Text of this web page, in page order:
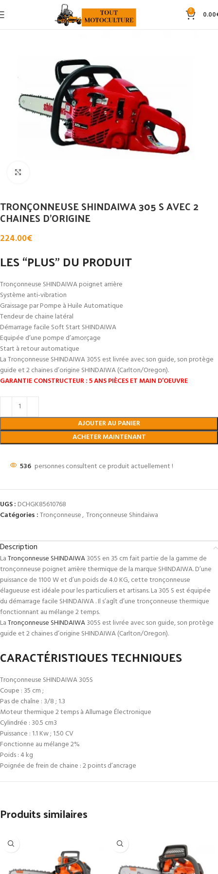
0 0.00
TRONÇONNEUSE SHINDAIWA 305 S AVEC 2
CHAINES D’ORIGINE
224.00€
LES “PLUS” DU PRODUIT
Tronçonneuse SHINDAIWA poignet arrière
Système anti-vibration
Graissage par Pompe à Huile Automatique
Tendeur de chaine latéral
Démarrage facile Soft Start SHINDAIWA
Equipée d’une pompe d’amorçage
Start à retour automatique
La Tronçonneuse SHINDAIWA 305S est livrée avec son guide, son protège
guide et 2 chaines d’origine SHINDAIWA (Carlton/Oregon).
GARANTIE CONSTRUCTEUR : 5 ANS PIÈCES ET MAIN D’OEUVRE
AJOUTER AU PANIER
ACHETER MAINTENANT
536 personnes consultent ce produit actuellement !
UGS : DCHGK85610768
Catégories :Tronçonneuse, Tronçonneuse Shindaiwa
Description
LaTronçonneuse SHINDAIWA305S en 35 cm fait partie de la gamme de
tronçonneuse poignet arrière thermique de la marque SHINDAIWA. D’une
puissance de 1100 W et d’un poids de 4.0 KG, cette tronçonneuse
élagueuse est idéale pour les particuliers et artisans. La 305 S est équipée
du démarrage facile SHINDAIWA . Il s’agît d’une tronçonneuse thermique
fonctionnant au mélange 2 temps.
LaTronçonneuse SHINDAIWA305S est livrée avec son guide, son protège
guide et 2 chaines d’origine SHINDAIWA (Carlton/Oregon).
CARACTÉRISTIQUES TECHNIQUES
Tronçonneuse SHINDAIWA 305S
Coupe : 35 cm ;
Pas de chaîne : 3/8 ; 1.3
Moteur thermique 2 temps à Allumage Électronique
Cylindrée : 30.5 cm3
Puissance : 1.1 Kw ; 1.50 CV
Fonctionne au mélange 2%
Poids : 4 kg
Poignée de frein de chaine : 2 points d’ancrage
Produits similaires